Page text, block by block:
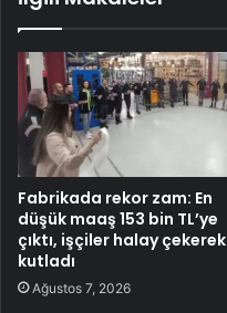
Fabrikada rekor zam: En
düşük maaş 153 bin TL’ye
çıktı, işçiler halay çekerek
kutladı
Ağustos 7, 2026